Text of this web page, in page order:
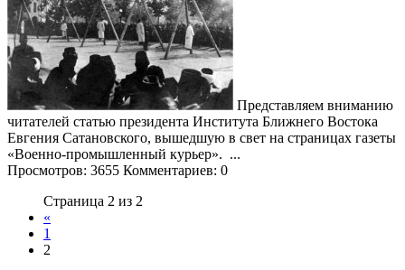
Представляем вниманию
читателей статью президента Института Ближнего Востока
Евгения Сатановского, вышедшую в свет на страницах газеты
«Военно-промышленный курьер». ...
Просмотров: 3655 Комментариев: 0
Страница 2 из 2
«
1
2